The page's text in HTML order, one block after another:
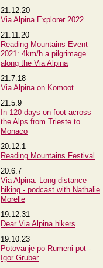
21.12.20
Via Alpina Explorer 2022
21.11.20
Reading Mountains Event
2021: 4km/h a pilgrimage
along the Via Alpina
21.7.18
Via Alpina on Komoot
21.5.9
In 120 days on foot across
the Alps from Trieste to
Monaco
20.12.1
Reading Mountains Festival
20.6.7
Via Alpina: Long-distance
hiking - podcast with Nathalie
Morelle
19.12.31
Dear Via Alpina hikers
19.10.23
Potovanje po Rumeni pot -
Igor Gruber